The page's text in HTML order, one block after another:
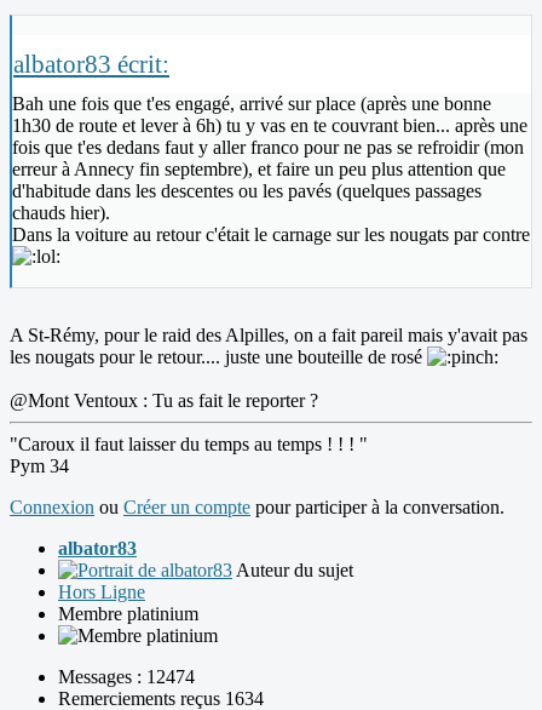
albator83 écrit:
Bah une fois que t'es engagé, arrivé sur place (après une bonne
1h30 de route et lever à 6h) tu y vas en te couvrant bien... après une
fois que t'es dedans faut y aller franco pour ne pas se refroidir (mon
erreur à Annecy fin septembre), et faire un peu plus attention que
d'habitude dans les descentes ou les pavés (quelques passages
chauds hier).
Dans la voiture au retour c'était le carnage sur les nougats par contre
A St-Rémy, pour le raid des Alpilles, on a fait pareil mais y'avait pas
les nougats pour le retour.... juste une bouteille de rosé
@Mont Ventoux : Tu as fait le reporter ?
"Caroux il faut laisser du temps au temps ! ! ! "
Pym 34
Connexion ou Créer un compte pour participer à la conversation.
albator83
Auteur du sujet
Hors Ligne
Membre platinium
Messages : 12474
Remerciements reçus 1634